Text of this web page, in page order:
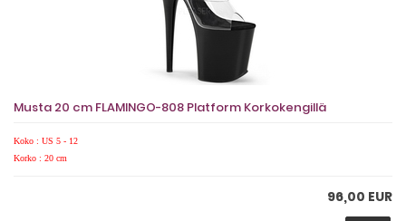
Musta 20 cm FLAMINGO-808 Platform Korkokengillä
Koko : US 5 - 12
Korko : 20 cm
96,00 EUR